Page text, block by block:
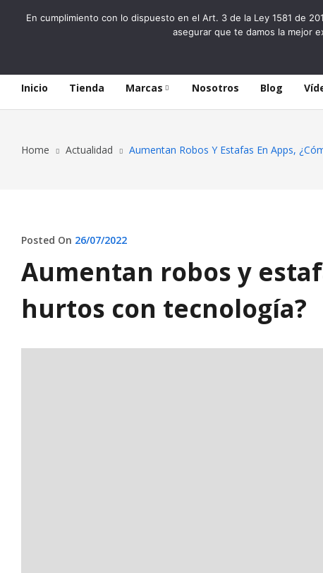
Inicio Tienda Marcas Nosotros Blog
Home Actualidad Aumentan Robos Y Estafas En Apps,
Posted On 26/07/2022
Aumentan robos y
hurtos con tecnología?
En cumplimiento con lo dispuesto en el Art. 3 de la Ley 1581 de
asegurar que te damos la mejor